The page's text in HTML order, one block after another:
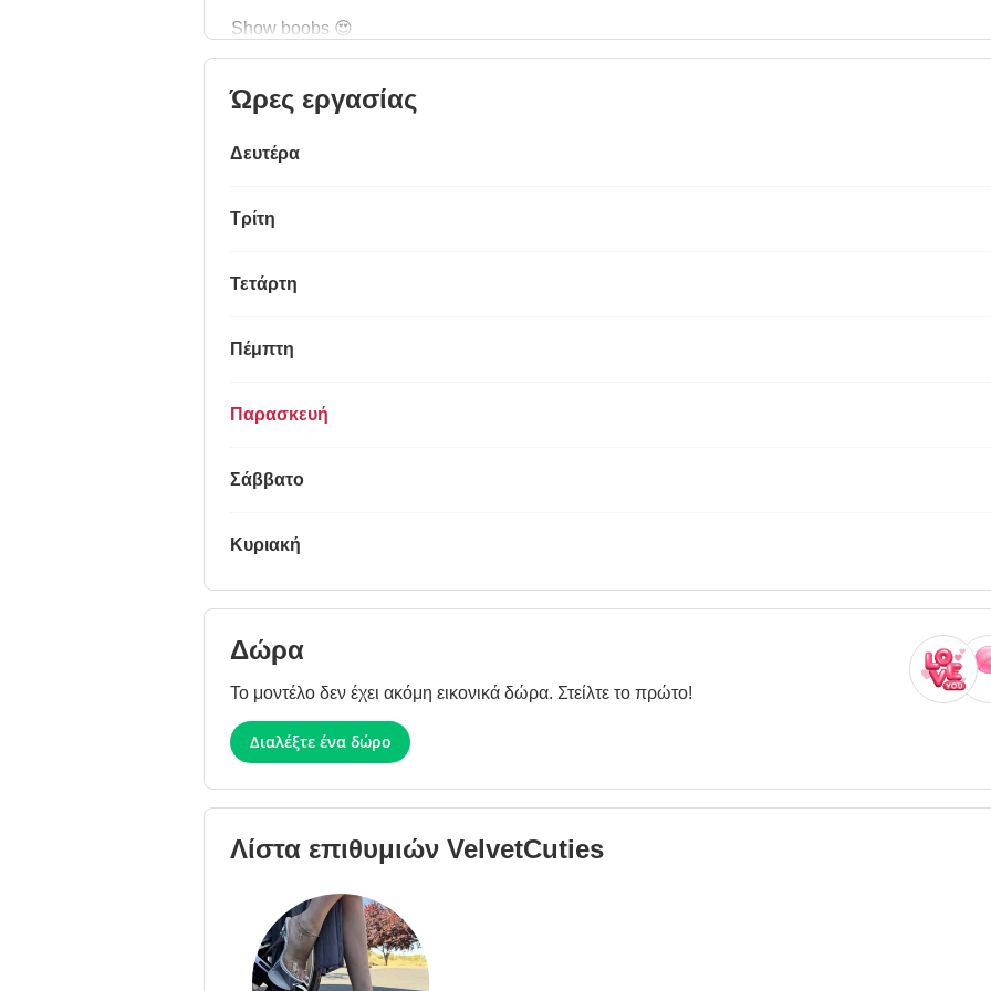
Show boobs 😍
Ώρες εργασίας
Δευτέρα
Τρίτη
Τετάρτη
Πέμπτη
Παρασκευή
Σάββατο
Κυριακή
Δώρα
Το μοντέλο δεν έχει ακόμη εικονικά δώρα. Στείλτε το πρώτο!
Διαλέξτε ένα δώρο
Λίστα επιθυμιών VelvetCuties